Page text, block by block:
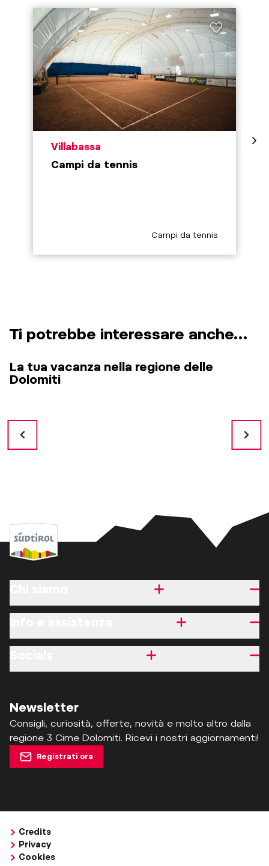
aria.poi_location_prefix
Villabassa
Campi da tennis
aria.poi_category_prefix
Campi da tennis
Ti potrebbe interessare anche…
La tua vacanza nella regione delle
Dolomiti
Newsletter
Consigli, curiosità, offerte, novità e molto altro dalla
regione 3 Cime Dolomiti. Ricevi i nostri aggiornamenti!
Registrati ora
Credits
Privacy
Cookies